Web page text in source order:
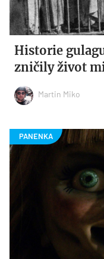
Historie
zničily život
Martin Miko